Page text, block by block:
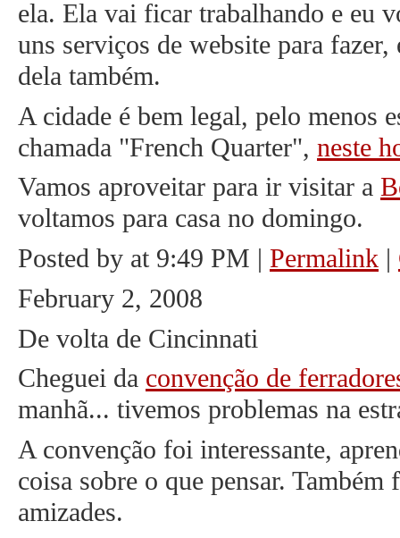
ela. Ela vai ficar trabalhando e eu
uns serviços de website para
dela também.
A cidade é bem legal, pelo menos
chamada "French Quarter", neste
Vamos aproveitar para ir visitar a
voltamos para casa no domingo.
Posted by at 9:49 PM | Permalink |
February 2, 2008
De volta de Cincinnati
Cheguei da convenção de
manhã... tivemos problemas na
A convenção foi interessante,
coisa sobre o que pensar.
amizades.